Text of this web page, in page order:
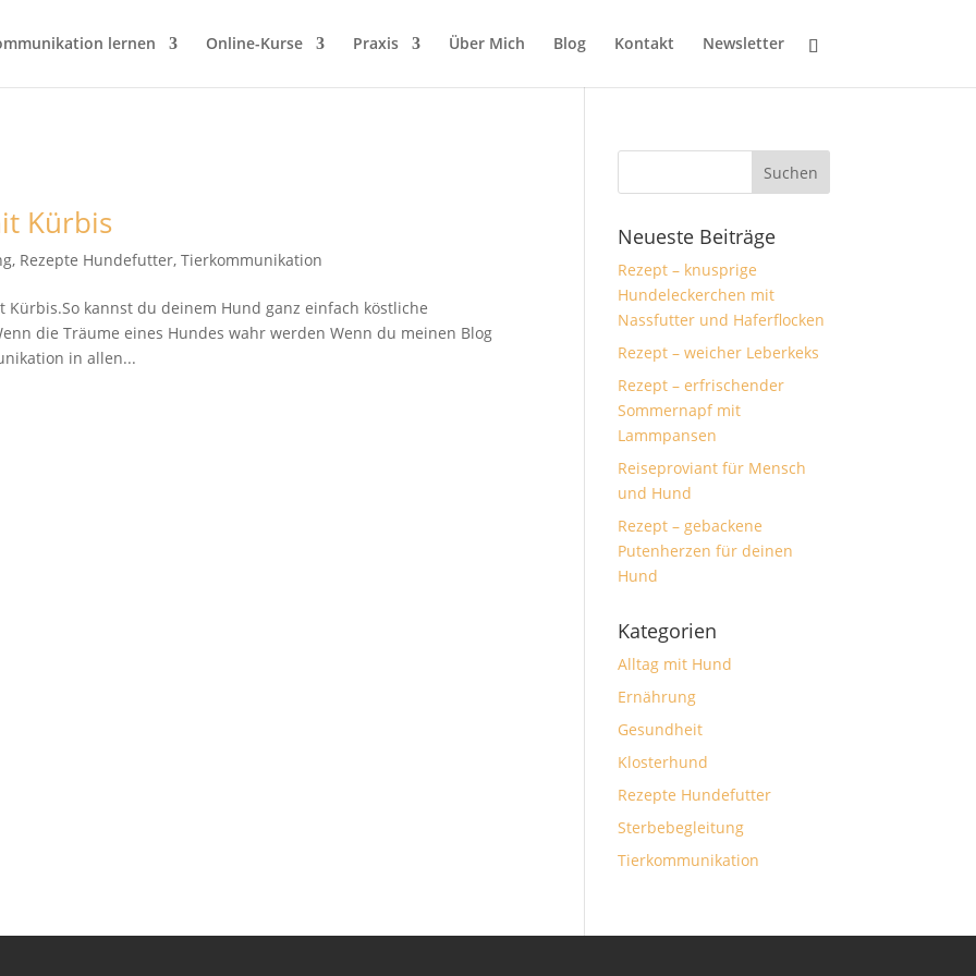
lernen Online-Kurse Praxis Über Mich Blog Kontakt Newsletter
Kürbis
, Rezepte Hundefutter,Tierkommunikation
kannst du deinem Hund ganz einfach köstliche
die Träume eines Hundes wahr werden Wenn du meinen Blog
in allen...
Neueste Beiträge
Rezept – knusprige
Hundeleckerchen mit
Nassfutter und Haferflocken
Rezept – weicher Leberkeks
Rezept – erfrischender
Sommernapf mit
Lammpansen
Reiseproviant für Mensch
und Hund
Rezept – gebackene
Putenherzen für deinen
Hund
Kategorien
Alltag mit Hund
Ernährung
Gesundheit
Klosterhund
Rezepte Hundefutter
Sterbebegleitung
Tierkommunikation